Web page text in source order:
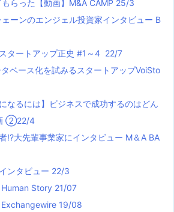
らった【動画】M&A CAMP 25/3
ーンのエンジェル投資家インタビュー B
タートアップ正史 #1～4 22/7
ベース化を試みるスタートアップVoiSto
なるには】ビジネスで成功するのはどん
②22/4
!?大先輩事業家にインタビュー M＆A BA
ンタビュー 22/3
Human Story 21/07
19/08